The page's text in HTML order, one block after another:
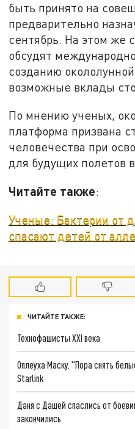
быть принято на
предварительно
сентябрь. На этом же
обсудят
созданию
возможные вклады
По мнению ученых,
платформа призвана
человечества при
для будущих полетов
Читайте также:
Ученые: Бактерии от
спасают детей от
ЧИТАЙТЕ ТАКЖЕ:
Технофашисты XXI века
Оплеуха Маску. "Пора снять
Starlink
Даня с Дашей спаслись от
закончились